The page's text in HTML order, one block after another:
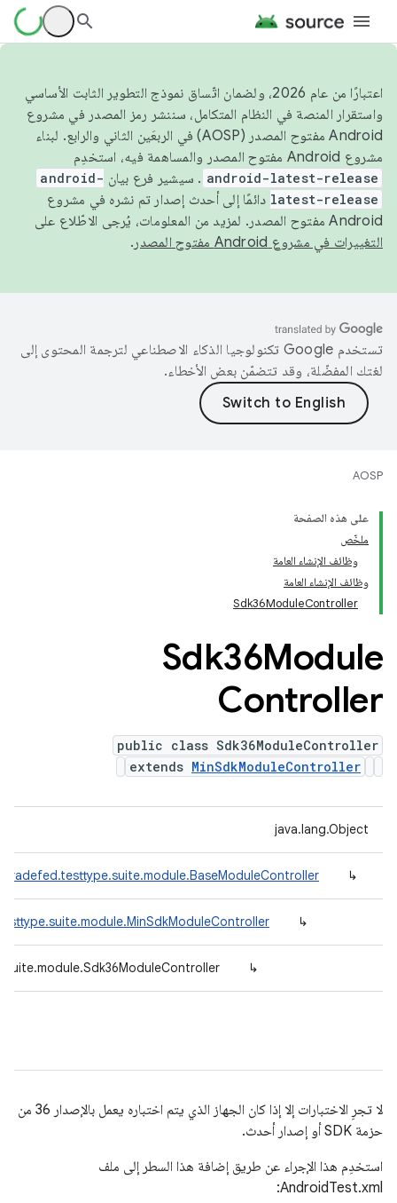
اعتبارًا من عام 2026، ولضمان اتّساق نموذج التطوير الثابت الأساسي
واستقرار المنصة في النظام المتكامل، سننشر رمز المصدر في مشروع
Android مفتوح المصدر (AOSP) في الربعَين الثاني والرابع. لبناء
مشروع Android مفتوح المصدر والمساهمة فيه، استخدِم
android-latest-release . سيشير فرع بيان android-
latest-release دائمًا إلى أحدث إصدار تم نشره في مشروع
Android مفتوح المصدر. لمزيد من المعلومات، يُرجى الاطّلاع على
التغييرات في مشروع Android مفتوح المصدر
.
تستخدم Google تكنولوجيا الذكاء الاصطناعي لترجمة المحتوى إلى
لغتك المفضّلة، وقد تتضمّن بعض الأخطاء.
AOSP
على هذه الصفحة
ملخّص
وظائف الإنشاء العامة
وظائف الإنشاء العامة
Sdk36ModuleController
Sdk36Module
Controller
public class Sdk36ModuleController
extends MinSdkModuleController
java.lang.Object
↳
↳
↳
لا تجرِ الاختبارات إلا إذا كان الجهاز الذي يتم اختباره يعمل بالإصدار 36 من
حزمة SDK أو إصدار أحدث.
استخدِم هذا الإجراء عن طريق إضافة هذا السطر إلى ملف
AndroidTest.xml: